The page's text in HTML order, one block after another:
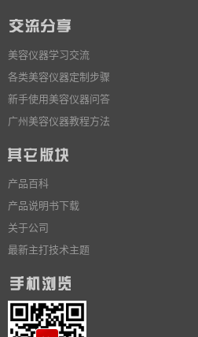
美容仪器学习交流
各类美容仪器定制步骤
新手使用美容仪器问答
广州美容仪器教程方法
产品百科
产品说明书下载
关于公司
最新主打技术主题